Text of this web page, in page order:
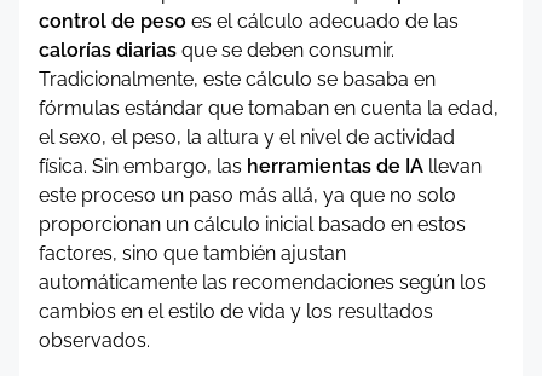
control de peso es el cálculo adecuado de las
calorías diarias que se deben consumir.
Tradicionalmente, este cálculo se basaba en
fórmulas estándar que tomaban en cuenta la edad,
el sexo, el peso, la altura y el nivel de actividad
física. Sin embargo, las herramientas de IA llevan
este proceso un paso más allá, ya que no solo
proporcionan un cálculo inicial basado en estos
factores, sino que también ajustan
automáticamente las recomendaciones según los
cambios en el estilo de vida y los resultados
observados.